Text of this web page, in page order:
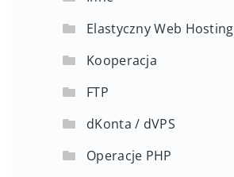
Elastyczny Web Hosting
Kooperacja
FTP
dKonta / dVPS
Operacje PHP